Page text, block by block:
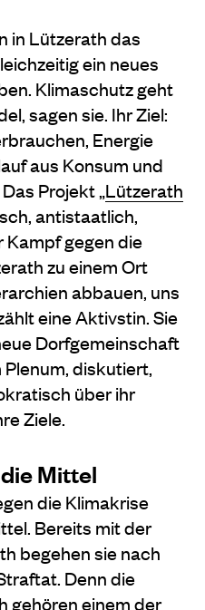
in Lützerath das
ein neues
Klimaschutz geht
sagen sie. Ihr Ziel:
Energie
aus Konsum und
Projekt „Lützerath
antistaatlich,
Kampf gegen die
zu einem Ort
abbauen, uns
eine Aktivstin. Sie
Dorfgemeinschaft
diskutiert,
über ihr
Ziele.
Mittel
die Klimakrise
Bereits mit der
begehen sie nach
Denn die
gehören einem der